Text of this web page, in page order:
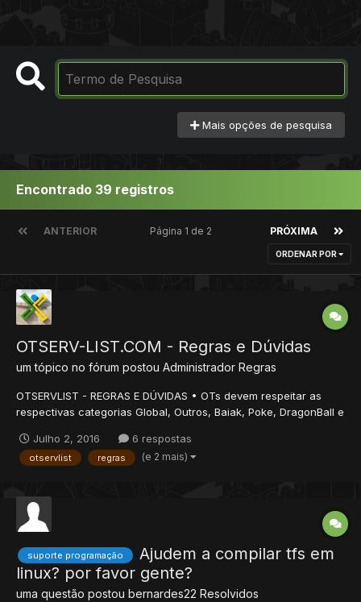
Mais opções de pesquisa
Encontrado 39 registros
ANTERIOR PRÓXIMA
Página 1 de 2
ORDENAR POR
OTSERV-LIST.COM - Regras e Dúvidas
um tópico no fórum postou Administrador Regras
OTSERVLIST - REGRAS E DÚVIDAS • OTs devem respeitar as
respectivas categorias Global, Outros, Baiak, Poke, DragonBall e
ferramenta, o que resulta em banimento imediato de ambos os
cadastros (exemplo: otexemplo.com / go.otexemp...
Julho 2, 2016 6 respostas
otservlist regras (e 2 mais)
suporte programação
Ajudem a compilar tfs em
linux? por favor gente?
uma questão postou bernardes22 Resolvidos